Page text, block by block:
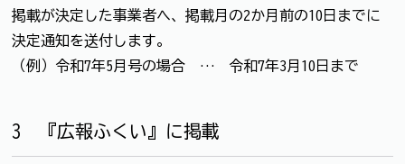
掲載が決定した事業者へ、掲載月の2か月前の10日までに
決定通知を送付します。
（例）令和7年5月号の場合 … 令和7年3月10日まで
3 『広報ふくい』に掲載